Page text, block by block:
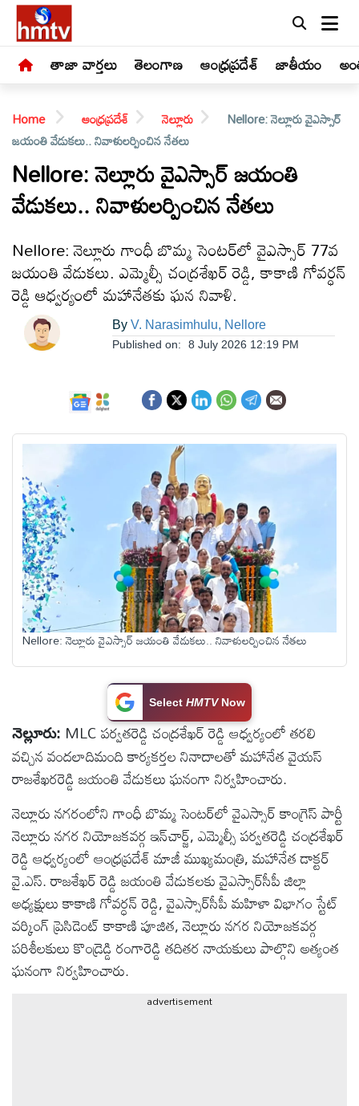
తాజా వార్తలు తెలంగాణ ఆంధ్రప్రదేశ్ జాతీయం
LIVE
వార్తలు
తెలంగాణ
జాతీయం
అంతర్జాతీయం
సినిమా
క్రీడలు
వ్యాపారం
టెక్నాలజీ
స్పెషల్స్
కెరీర్ &
ఉద్యోగాలు
లైవ్
టీవి
వ్యవసాయం
Home ఆంధ్రప్రదేశ్ నెల్లూరు
Nellore: నెల్లూరు వైఎస్సార్
జయంతి వేడుకలు.. నివాళులర్పించిన నేతలు
Nellore: నెల్లూరు వైఎస్సార్ జయంతి
వేడుకలు.. నివాళులర్పించిన నేతలు
Nellore: నెల్లూరు గాంధీ బొమ్మ సెంటర్‌లో వైఎస్సార్ 77వ
జయంతి వేడుకలు. ఎమ్మెల్సీ చంద్రశేఖర్ రెడ్డి, కాకాణి గోవర్ధన్
రెడ్డి ఆధ్వర్యంలో మహానేతకు ఘన నివాళి.
By V. Narasimhulu, Nellore
Published on: 8 July 2026 12:19 PM
Nellore: నెల్లూరు వైఎస్సార్ జయంతి వేడుకలు.. నివాళులర్పించిన నేతలు
Select HMTVNow
నెల్లూరు: MLC పర్వతరెడ్డి చంద్రశేఖర్ రెడ్డి ఆధ్వర్యంలో తరలి
వచ్చిన వందలాదిమంది కార్యకర్తల నినాదాలతో మహానేత వైయస్
రాజశేఖరరెడ్డి జయంతి వేడుకలు ఘనంగా నిర్వహించారు.
నెల్లూరు నగరంలోని గాంధీ బొమ్మ సెంటర్‌లో వైఎస్సార్ కాంగ్రెస్ పార్టీ
నెల్లూరు నగర నియోజకవర్గ ఇన్‌చార్జ్, ఎమ్మెల్సీ పర్వతరెడ్డి చంద్రశేఖర్
రెడ్డి ఆధ్వర్యంలో ఆంధ్రప్రదేశ్ మాజీ ముఖ్యమంత్రి, మహానేత డాక్టర్
వై.ఎస్. రాజశేఖర్ రెడ్డి జయంతి వేడుకలకు వైఎస్సార్‌సీపీ జిల్లా
అధ్యక్షులు కాకాణి గోవర్ధన్ రెడ్డి, వైఎస్సార్‌సీపీ మహిళా విభాగం స్టేట్
వర్కింగ్ ప్రెసిడెంట్ కాకాణి పూజిత, నెల్లూరు నగర నియోజకవర్గ
పరిశీలకులు కొండ్రెడ్డి రంగారెడ్డి తదితర నాయకులు పాల్గొని అత్యంత
ఘనంగా నిర్వహించారు.
advertisement